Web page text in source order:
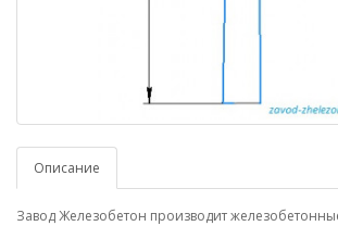
Описание
Завод Железобетон производит